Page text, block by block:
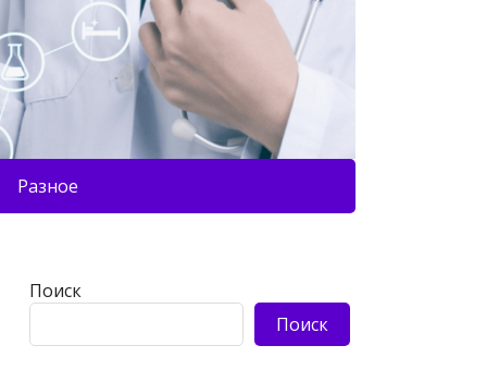
Разное
Поиск
Поиск